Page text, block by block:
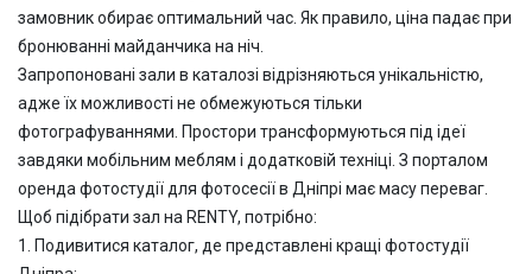
замовник обирає оптимальний час. Як правило, ціна падає при
бронюванні майданчика на ніч.
Запропоновані зали в каталозі відрізняються унікальністю,
адже їх можливості не обмежуються тільки
фотографуваннями. Простори трансформуються під ідеї
завдяки мобільним меблям і додатковій техніці. З порталом
оренда фотостудії для фотосесії в Дніпрі має масу переваг.
Щоб підібрати зал на RENTY, потрібно:
1. Подивитися каталог, де представлені кращі фотостудії